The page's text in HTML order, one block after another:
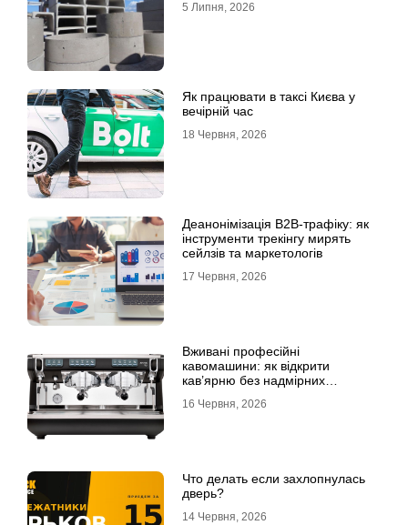
5 Липня, 2026
Як працювати в таксі Києва у
вечірній час
18 Червня, 2026
Деанонімізація B2B-трафіку: як
інструменти трекінгу мирять
сейлзів та маркетологів
17 Червня, 2026
Вживані професійні
кавомашини: як відкрити
кав’ярню без надмірних
16 Червня, 2026
Что делать если захлопнулась
дверь?
14 Червня, 2026